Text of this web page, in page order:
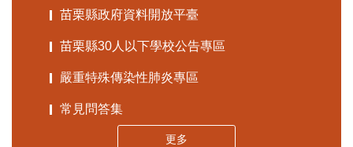
苗栗縣政府資料開放平臺
苗栗縣30人以下學校公告專區
嚴重特殊傳染性肺炎專區
常見問答集
更多